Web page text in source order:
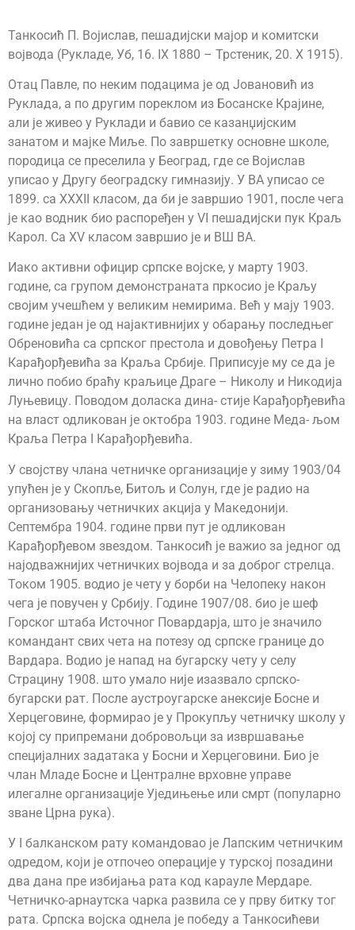
Танкосић П. Војислав, пешадијски мајор и комитски
војвода (Рукладе, Уб, 16. IX 1880 – Трстеник, 20. X 1915).
Отац Павле, по неким подацима је од Јовановић из
Руклада, а по другим пореклом из Босанске Крајине,
али је живео у Руклади и бавио се казанџијским
занатом и мајке Миље. По завршетку основне школе,
породица се преселила у Београд, где се Војислав
уписао у Другу београдску гимназију. У ВА уписао се
1899. са XXXII класом, да би је завршио 1901, после чега
је као водник био распоређен у VI пешадијски пук Краљ
Карол. Са XV класом завршио је и ВШ ВА.
Иако активни официр српске војске, у марту 1903.
године, са групом демонстраната пркосио је Краљу
својим учешћем у великим немирима. Већ у мају 1903.
године један је од најактивнијих у обарању последњег
Обреновића са српског престола и довођењу Петра I
Карађорђевића за Краља Србије. Приписује му се да је
лично побио браћу краљице Драге – Николу и Никодија
Луњевицу. Поводом доласка дина- стије Карађорђевића
на власт одликован је октобра 1903. године Меда- љом
Краља Петра I Карађорђевића.
У својству члана четничке организације у зиму 1903/04
упућен је у Скопље, Битољ и Солун, где је радио на
организовању четничких акција у Македонији.
Септембра 1904. године први пут је одликован
Карађорђевом звездом. Танкосић је важио за једног од
најодважнијих четничких војвода и за доброг стрелца.
Током 1905. водио је чету у борби на Челопеку након
чега је повучен у Србију. Године 1907/08. био је шеф
Горског штаба Источног Повардарја, што је значило
командант свих чета на потезу од српске границе до
Вардара. Водио је напад на бугарску чету у селу
Страцину 1908. што умало није изазвало српско-
бугарски рат. После аустроугарске анексије Босне и
Херцеговине, формирао је у Прокупљу четничку школу у
којој су припремани добровољци за извршавање
специјалних задатака у Босни и Херцеговини. Био је
члан Младе Босне и Централне врховне управе
илегалне организације Уједињење или смрт (популарно
зване Црна рука).
У I балканском рату командовао је Лапским четничким
одредом, који је отпочео операције у турској позадини
два дана пре избијања рата код карауле Мердаре.
Четничко-арнаутска чарка развила се у прву битку тог
рата. Српска војска однела је победу а Танкосићеви